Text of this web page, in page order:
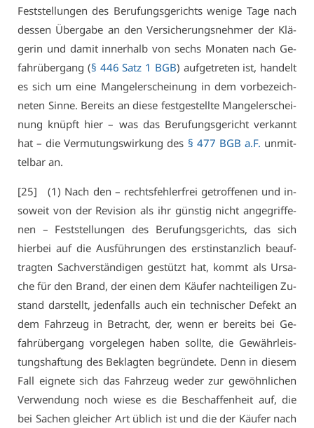
Fest­stel­lun­gen des Be­ru­fungs­ge­richts we­ni­ge Ta­ge nach
des­sen Über­ga­be an den Ver­si­che­rungs­neh­mer der Klä­
ge­rin und da­mit in­ner­halb von sechs Mo­na­ten nach Ge­
fahr­über­gang (§ 446 Satz 1 BGB) auf­ge­tre­ten ist, han­delt
es sich um ei­ne Man­gel­er­schei­nung in dem vor­be­zeich­
ne­ten Sin­ne. Be­reits an die­se fest­ge­stell­te Man­gel­er­schei­
nung knüpft hier – was das Be­ru­fungs­ge­richt ver­kannt
hat – die Ver­mu­tungs­wir­kung des § 477 BGB a.F. un­mit­
tel­bar an.
[25] (1) Nach den – rechts­feh­ler­frei ge­trof­fe­nen und in­
so­weit von der Re­vi­si­on als ihr güns­tig nicht an­ge­grif­fe­
nen – Fest­stel­lun­gen des Be­ru­fungs­ge­richts, das sich
hier­bei auf die Aus­füh­run­gen des erst­in­stanz­lich be­auf­
trag­ten Sach­ver­stän­di­gen ge­stützt hat, kommt als Ur­sa­
che für den Brand, der ei­nen dem Käu­fer nach­tei­li­gen Zu­
stand dar­stellt, je­den­falls auch ein tech­ni­scher De­fekt an
dem Fahr­zeug in Be­tracht, der, wenn er be­reits bei Ge­
fahr­über­gang vor­ge­le­gen ha­ben soll­te, die Ge­währ­leis­
tungs­haf­tung des Be­klag­ten be­grün­de­te. Denn in die­sem
Fall eig­ne­te sich das Fahr­zeug we­der zur ge­wöhn­li­chen
Ver­wen­dung noch wie­se es die Be­schaf­fen­heit auf, die
bei Sa­chen glei­cher Art üb­lich ist und die der Käu­fer nach